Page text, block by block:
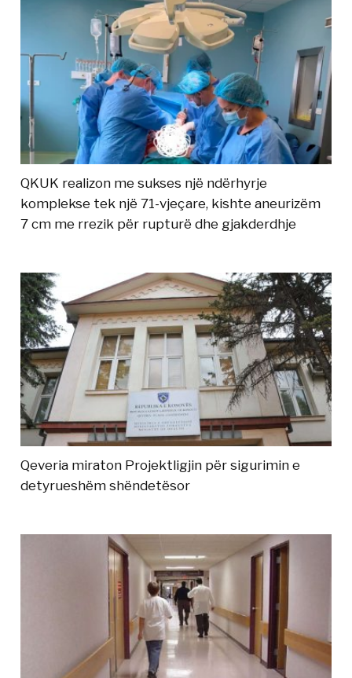
QKUK realizon me sukses një ndërhyrje
komplekse tek një 71-vjeçare, kishte aneurizëm
7 cm me rrezik për rupturë dhe gjakderdhje
Qeveria miraton Projektligjin për sigurimin e
detyrueshëm shëndetësor